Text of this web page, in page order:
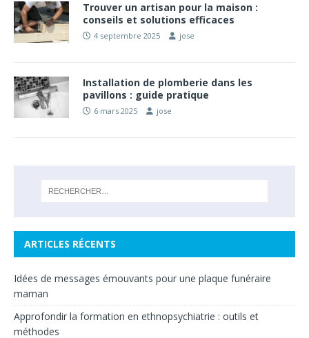
Trouver un artisan pour la maison :
conseils et solutions efficaces
4 septembre 2025 jose
Installation de plomberie dans les
pavillons : guide pratique
6 mars 2025 jose
ARTICLES RÉCENTS
Idées de messages émouvants pour une plaque funéraire
maman
Approfondir la formation en ethnopsychiatrie : outils et
méthodes